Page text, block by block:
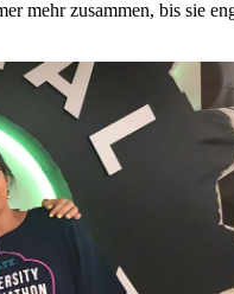
mehr zusammen, bis sie